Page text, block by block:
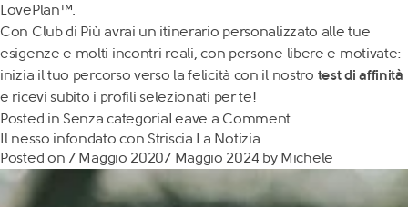
LovePlan™.
Con Club di Più avrai un itinerario personalizzato alle tue
esigenze e molti incontri reali, con persone libere e motivate:
inizia il tuo percorso verso la felicità con il nostro test di affinità
e ricevi subito i profili selezionati per te!
Posted in Senza categoriaLeave a Comment
Il nesso infondato con Striscia La Notizia
Posted on 7 Maggio 20207 Maggio 2024 by Michele